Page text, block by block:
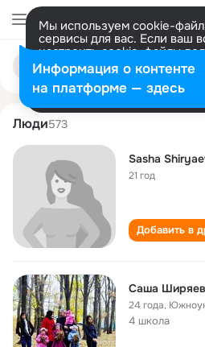
Мы используем cookie-
сервисы для вас. Если ваш
настроить cookie-файлы
представитель. Больше
Разрешить все
Поиск
людям
sasha shiryaeva
Люди573
Sasha
21 год
Добавить в
Саша
24 года,
4 школа
Информация о контенте
на платформе — здесь